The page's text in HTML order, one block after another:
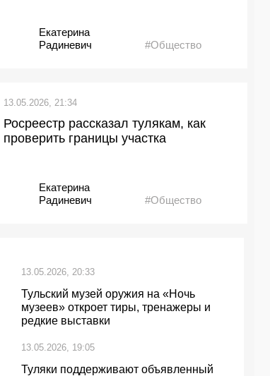
Екатерина
Радиневич
#Общество
13.05.2026, 21:34
Росреестр рассказал тулякам, как
проверить границы участка
Екатерина
Радиневич
#Общество
13.05.2026, 20:33
Тульский музей оружия на «Ночь
музеев» откроет тиры, тренажеры и
редкие выставки
13.05.2026, 19:05
Туляки поддерживают объявленный